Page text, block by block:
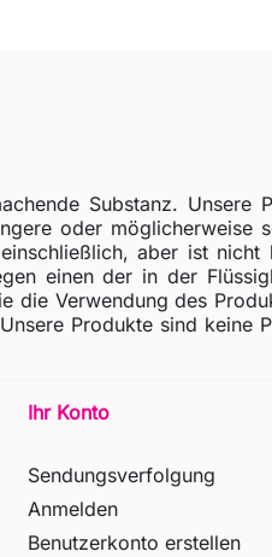
Substanz. Unsere
oder möglicherweise
aber ist
einen der in der
die Verwendung des
Produkte sind keine
Ihr Konto
Sendungsverfolgung
Anmelden
Benutzerkonto erstellen